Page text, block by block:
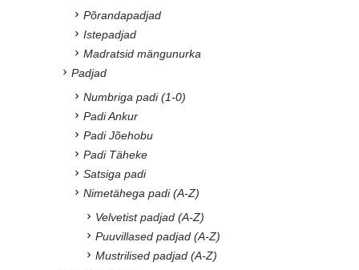
Põrandapadjad
Istepadjad
Madratsid mängunurka
Padjad
Numbriga padi (1-0)
Padi Ankur
Padi Jõehobu
Padi Täheke
Satsiga padi
Nimetähega padi (A-Z)
Velvetist padjad (A-Z)
Puuvillased padjad (A-Z)
Mustrilised padjad (A-Z)